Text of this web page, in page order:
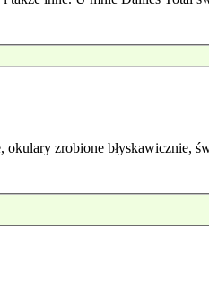
zrobione błyskawicznie,